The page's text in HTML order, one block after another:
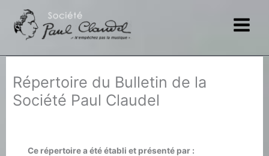
contenu
Répertoire du Bulletin de la
Société Paul Claudel
Ce répertoire a été établi et présenté par :